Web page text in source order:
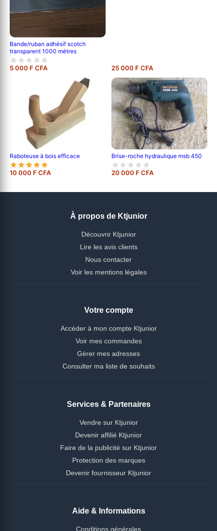
Bande/ruban adhésif scotch
transparent 1000 mètres
5 000 F CFA 25 000 F CFA
Raboteuse à bois efficace
10 000 F CFA
Brise-roche hydraulique msb 450
20 000 F CFA
À propos de Ktjunior
Découvrir Ktjunior
Lire les avis clients
Nous contacter
Voir les mentions légales
Votre compte
Accéder à mon compte Ktjunior
Voir mes commandes
Gérer mes adresses
Consulter ma liste de souhaits
Services & Partenaires
Vendre sur Ktjunior
Devenir affilié Ktjunior
Faire de la publicité sur Ktjunior
Protection des marques
Devenir fournisseur Ktjunior
Aide & Informations
Conditions générales